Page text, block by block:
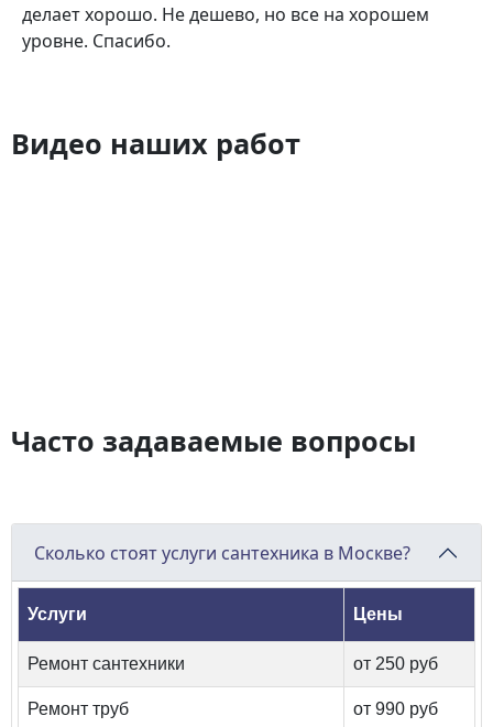
делает хорошо. Не дешево, но все на хорошем
уровне. Спасибо.
Видео наших работ
Часто задаваемые вопросы
Сколько стоят услуги сантехника в Москве?
Услуги Цены
Ремонт сантехники от 250 руб
Ремонт труб от 990 руб